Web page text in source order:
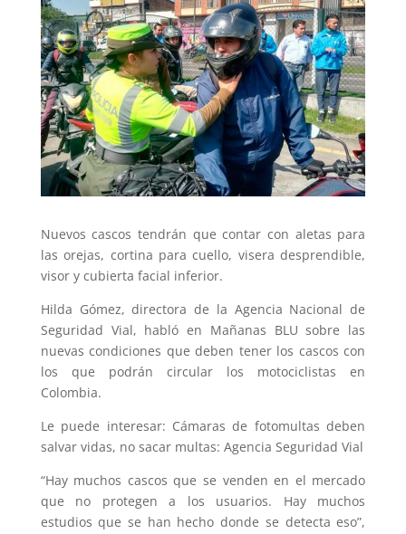
Nuevos cascos tendrán que contar con aletas para
las orejas, cortina para cuello, visera desprendible,
visor y cubierta facial inferior.
Hilda Gómez, directora de la Agencia Nacional de
Seguridad Vial, habló en Mañanas BLU sobre las
nuevas condiciones que deben tener los cascos con
los que podrán circular los motociclistas en
Colombia.
Le puede interesar: Cámaras de fotomultas deben
salvar vidas, no sacar multas: Agencia Seguridad Vial
“Hay muchos cascos que se venden en el mercado
que no protegen a los usuarios. Hay muchos
estudios que se han hecho donde se detecta eso”,